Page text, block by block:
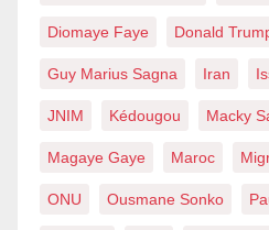
Diomaye Faye Donald
Guy Marius Sagna Iran
JNIM Kédougou Macky
Magaye Gaye Maroc
ONU Ousmane Sonko